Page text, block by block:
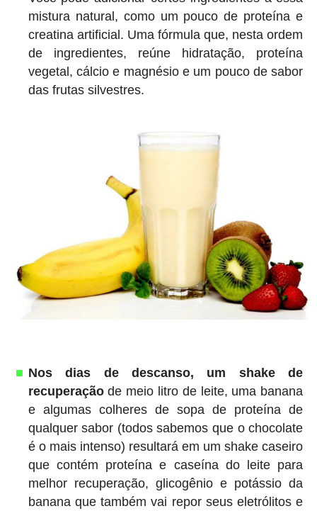
mistura natural, como um pouco de proteína e
creatina artificial. Uma fórmula que, nesta ordem
de ingredientes, reúne hidratação, proteína
vegetal, cálcio e magnésio e um pouco de sabor
das frutas silvestres.
Nos dias de descanso, um shake de
recuperaçãode meio litro de leite, uma banana
e algumas colheres de sopa de proteína de
qualquer sabor (todos sabemos que o chocolate
é o mais intenso) resultará em um shake caseiro
que contém proteína e caseína do leite para
melhor recuperação, glicogênio e potássio da
banana que também vai repor seus eletrólitos e